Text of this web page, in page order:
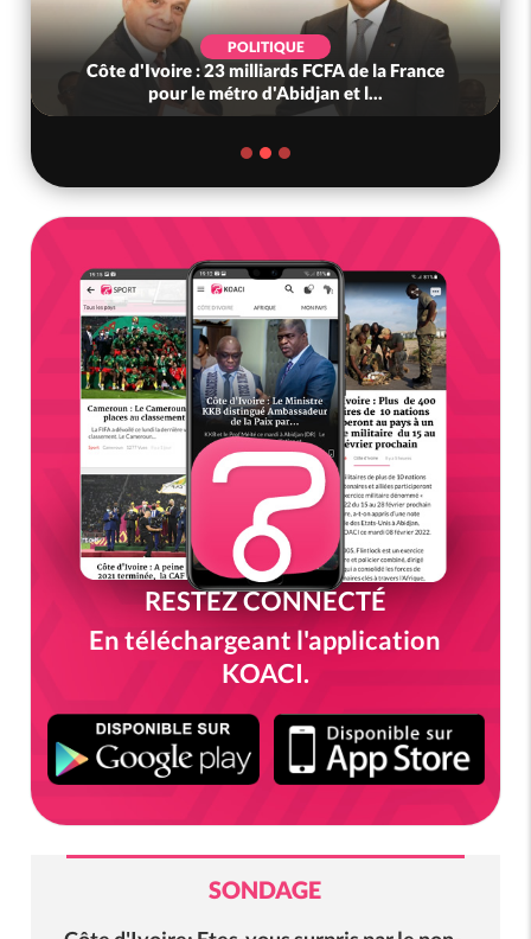
POLITIQUE
Côte d'Ivoire : 23 milliards FCFA de la France
pour le métro d'Abidjan et l...
RESTEZ CONNECTÉ
En téléchargeant l'application
KOACI.
SONDAGE